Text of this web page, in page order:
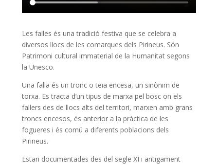
Les falles és una tradició festiva que se celebra a
diversos llocs de les comarques dels Pirineus. Són
Patrimoni cultural immaterial de la Humanitat segons
la Unesco.
Una falla és un tronc o teia encesa, un sinònim de
torxa. Es tracta d’un tipus de marxa pel bosc on els
fallers des de llocs alts del territori, marxen amb grans
troncs encesos, és anterior a la pràctica de les
fogueres i és comú a diferents poblacions dels
Pirineus.
Estan documentades des del segle XI i antigament